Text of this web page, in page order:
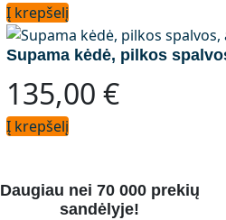
Į krepšelį
Supama kėdė, pilkos
135,00 €
Į krepšelį
Daugiau nei 70 000 prekių
sandėlyje!